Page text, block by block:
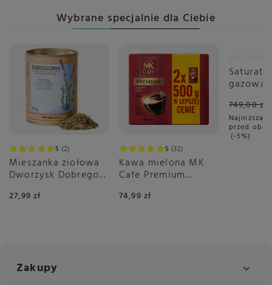
Wybrane specjalnie dla Ciebie
5 2
Mieszanka ziołowa
Dworzysk Dobrego
27,99 zł
5 32
Kawa mielona MK
Cafe Premium
74,99 zł
Biały
749,00 zł
Najniższa
przed
-5%
Zakupy